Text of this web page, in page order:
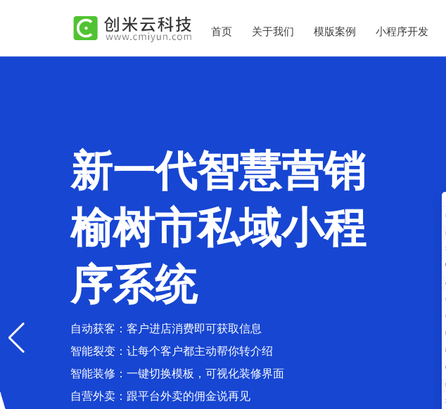
首页 关于我们 模版案例 小程序开发
新一代智慧营销
榆树市私域小程
序系统
自动获客：客户进店消费即可获取信息
智能裂变：让每个客户都主动帮你转介绍
智能装修：一键切换模板，可视化装修界面
自营外卖：跟平台外卖的佣金说再见